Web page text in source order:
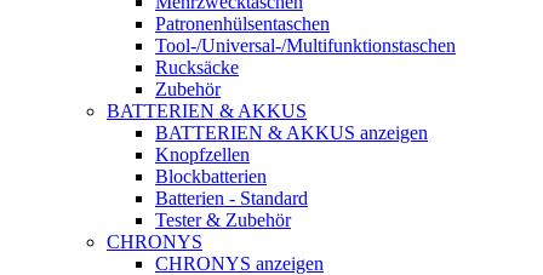
Patronenhülsentaschen
Tool-/Universal-/Multifunktionstaschen
Rucksäcke
Zubehör
BATTERIEN & AKKUS
BATTERIEN & AKKUS anzeigen
Knopfzellen
Blockbatterien
Batterien - Standard
Tester & Zubehör
CHRONYS
CHRONYS anzeigen